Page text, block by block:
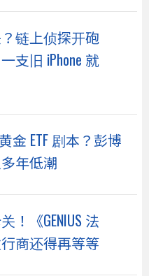
链上侦探开砲
支旧 iPhone 就
金 ETF 剧本？彭博
年低潮
！《GENIUS 法
商还得再等等